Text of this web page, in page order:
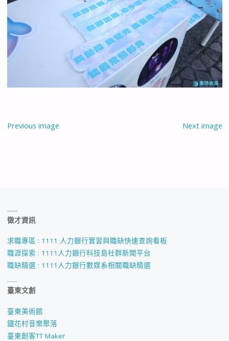
Previous image Next image
徵才資訊
求職專區 : 1111 人力銀行實習與職缺快速查詢看板
職涯探索 : 1111人力銀行科技島社群新聞平台
職缺精選 : 1111人力銀行數媒系相關職缺精選
臺東文創
臺東美術館
鐵花村音樂聚落
臺東創客TT Maker